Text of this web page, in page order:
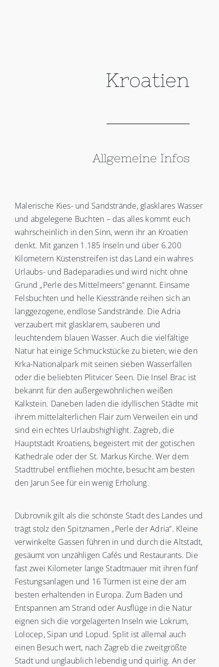
Kroatien
Allgemeine Infos
Malerische Kies- und Sandstrände, glasklares Wasser
und abgelegene Buchten – das alles kommt euch
wahrscheinlich in den Sinn, wenn ihr an Kroatien
denkt. Mit ganzen 1.185 Inseln und über 6.200
Kilometern Küstenstreifen ist das Land ein wahres
Urlaubs- und Badeparadies und wird nicht ohne
Grund „Perle des Mittelmeers“ genannt. Einsame
Felsbuchten und helle Kiesstrände reihen sich an
langgezogene, endlose Sandstrände. Die Adria
verzaubert mit glasklarem, sauberen und
leuchtendem blauen Wasser. Auch die vielfältige
Natur hat einige Schmuckstücke zu bieten, wie den
Krka-Nationalpark mit seinen sieben Wasserfällen
oder die beliebten Plitvicer Seen. Die Insel Brac ist
bekannt für den außergewöhnlichen weißen
Kalkstein. Daneben laden die idyllischen Städte mit
ihrem mittelalterlichen Flair zum Verweilen ein und
sind ein echtes Urlaubshighlight. Zagreb, die
Hauptstadt Kroatiens, begeistert mit der gotischen
Kathedrale oder der St. Markus Kirche. Wer dem
Stadttrubel entfliehen möchte, besucht am besten
den Jarun See für ein wenig Erholung.
Dubrovnik gilt als die schönste Stadt des Landes und
trägt stolz den Spitznamen „Perle der Adria“. Kleine
verwinkelte Gassen führen in und durch die Altstadt,
gesäumt von unzähligen Cafés und Restaurants. Die
fast zwei Kilometer lange Stadtmauer mit ihren fünf
Festungsanlagen und 16 Türmen ist eine der am
besten erhaltenden in Europa. Zum Baden und
Entspannen am Strand oder Ausflüge in die Natur
eignen sich die vorgelagerten Inseln wie Lokrum,
Lolocep, Sipan und Lopud. Split ist allemal auch
einen Besuch wert, nach Zagreb die zweitgrößte
Stadt und unglaublich lebendig und quirlig. An der